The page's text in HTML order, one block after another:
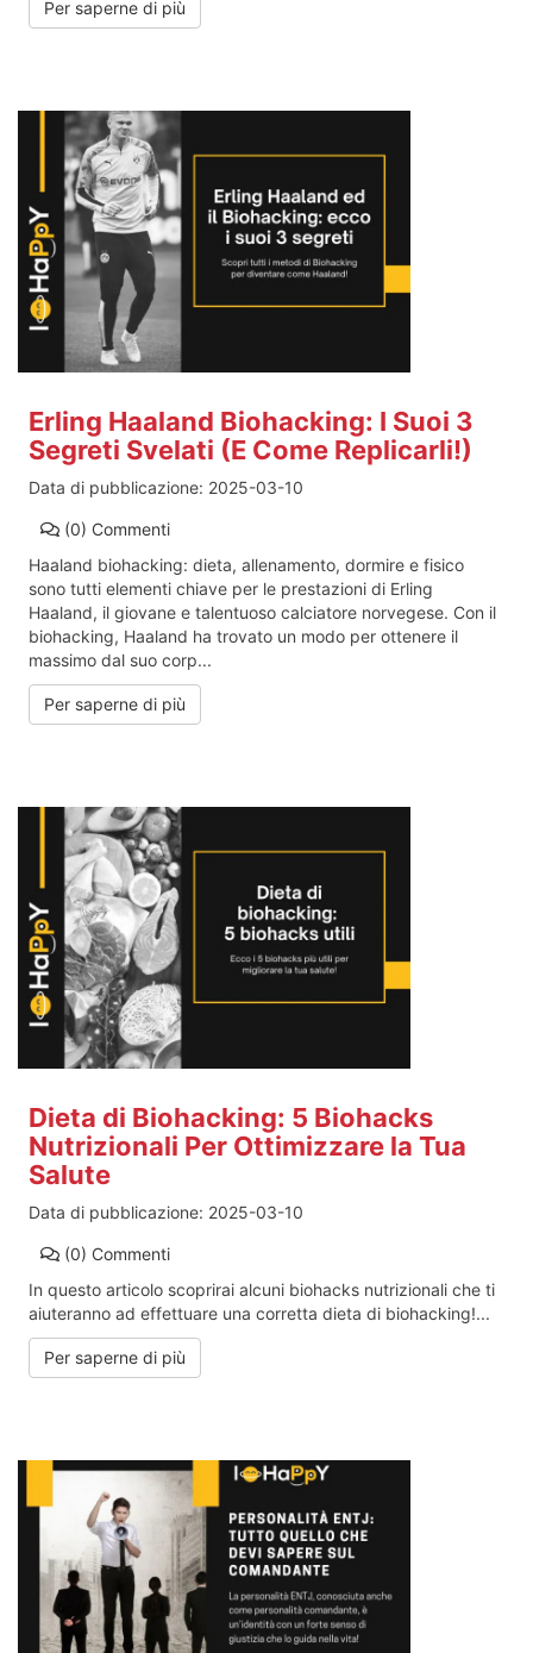
Per saperne di più
Erling Haaland Biohacking: I Suoi 3
Segreti Svelati (E Come Replicarli!)
Data di pubblicazione: 2025-03-10
(0) Commenti
Haaland biohacking: dieta, allenamento, dormire e fisico
sono tutti elementi chiave per le prestazioni di Erling
Haaland, il giovane e talentuoso calciatore norvegese. Con il
biohacking, Haaland ha trovato un modo per ottenere il
massimo dal suo corp...
Per saperne di più
Dieta di Biohacking: 5 Biohacks
Nutrizionali Per Ottimizzare la Tua
Salute
Data di pubblicazione: 2025-03-10
(0) Commenti
In questo articolo scoprirai alcuni biohacks nutrizionali che ti
aiuteranno ad effettuare una corretta dieta di biohacking!...
Per saperne di più